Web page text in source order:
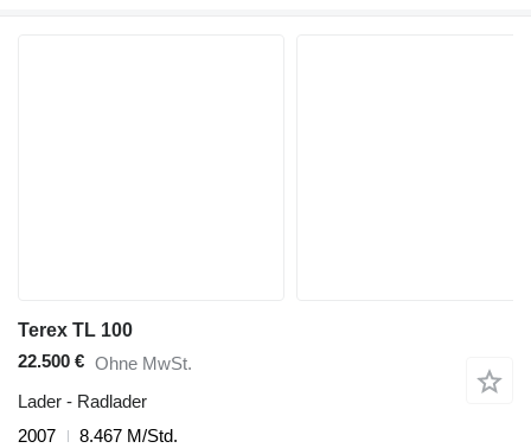
Terex TL 100
22.500 € Ohne MwSt.
Lader - Radlader
2007
8.467 M/Std.